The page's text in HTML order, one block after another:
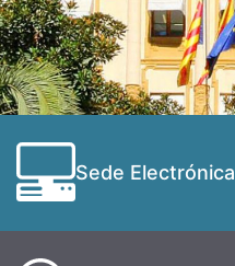
Sede Electrónica